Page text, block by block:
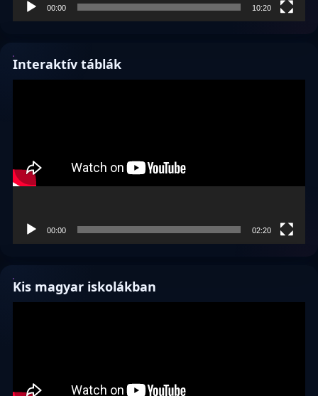
00:00 10:20
Interaktív táblák
00:00 02:20
Kis magyar iskolákban